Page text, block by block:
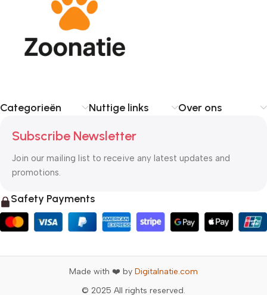
Categorieën Nuttige links Over ons
Subscribe Newsletter
Join our mailing list to receive any latest updates and
promotions.
Safety Payments
Made with ❤️ by Digitalnatie.com
© 2025 All rights reserved.